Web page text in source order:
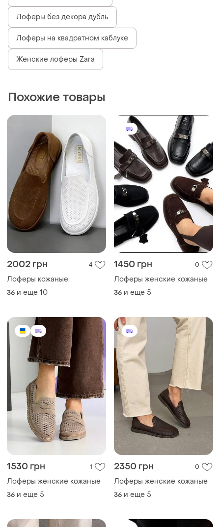
Лоферы без декора дубль
Лоферы на квадратном каблуке
Женские лоферы Zara
Похожие товары
2002 грн 4
Лоферы кожаные.
36 и еще 10
1450 грн 0
Лоферы женские кожаные
36 и еще 5
1530 грн 1
Лоферы женские кожаные
36 и еще 5
2350 грн 0
Лоферы женские кожаные
36 и еще 5